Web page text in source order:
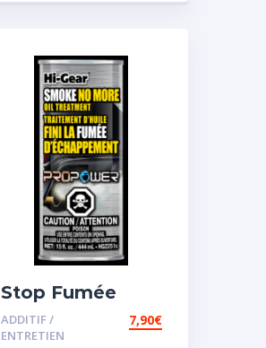
Stop Fumée
ADDITIF /
ENTRETIEN
7,90€